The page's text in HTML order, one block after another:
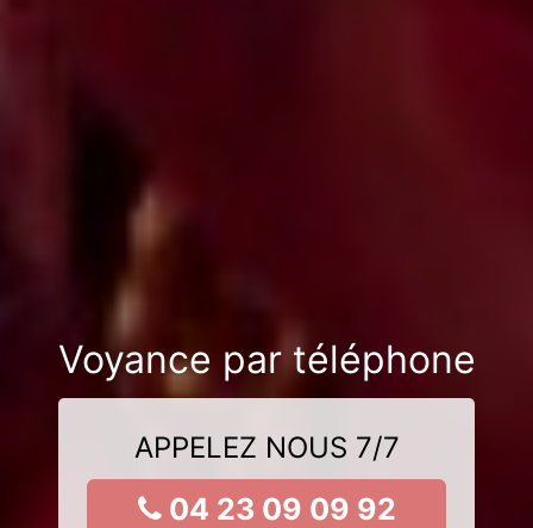
Voyance par téléphone
APPELEZ NOUS 7/7
04 23 09 09 92